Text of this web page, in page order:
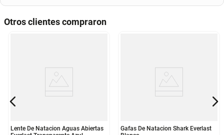
Otros clientes compraron
Lente De Natacion Aguas Abiertas
Gafas De Natacion Shark Everlast